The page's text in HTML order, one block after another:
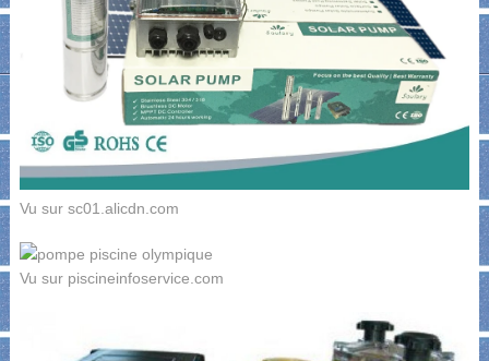
Vu sur sc01.alicdn.com
Vu sur piscineinfoservice.com